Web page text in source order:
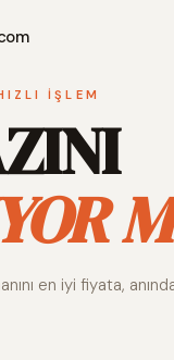
İŞLEM
en iyi fiyata,